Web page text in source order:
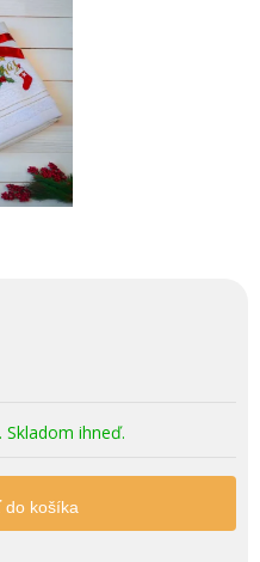
Skladom ihneď.
do košíka